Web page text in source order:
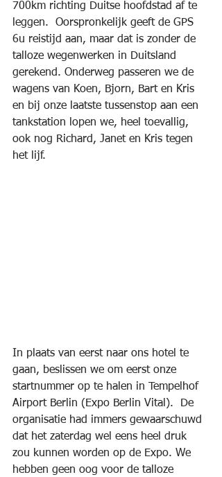
700km richting Duitse hoofdstad af te
leggen.  Oorspronkelijk geeft de GPS
6u reistijd aan, maar dat is zonder de
talloze wegenwerken in Duitsland
gerekend. Onderweg passeren we de
wagens van Koen, Bjorn, Bart en Kris
en bij onze laatste tussenstop aan een
tankstation lopen we, heel toevallig,
ook nog Richard, Janet en Kris tegen
het lijf.
In plaats van eerst naar ons hotel te
gaan, beslissen we om eerst onze
startnummer op te halen in Tempelhof
Airport Berlin (Expo Berlin Vital).  De
organisatie had immers gewaarschuwd
dat het zaterdag wel eens heel druk
zou kunnen worden op de Expo. We
hebben geen oog voor de talloze